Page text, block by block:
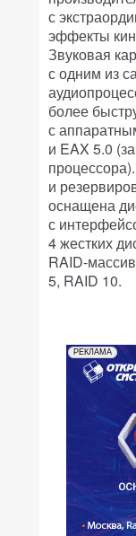
с
эффекты
Звуковая
с одним из
более
с
и EAX 5.0
и
оснащена
с
4 жестких
RAID-
5, RAID 10.
РЕКЛАМА